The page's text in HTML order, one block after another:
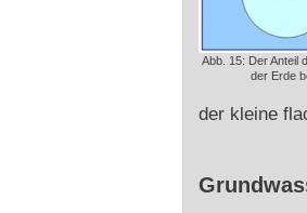
Abb. 15: Der Anteil
der Erde
der kleine